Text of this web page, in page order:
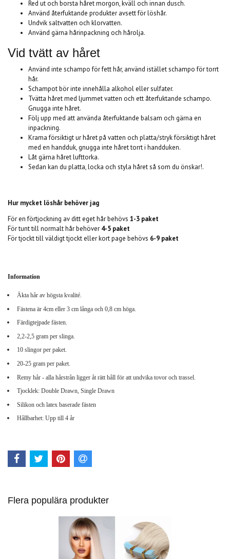
Red ut och borsta håret morgon, kväll och innan dusch.
Använd återfuktande produkter avsett för löshår.
Undvik saltvatten och klorvatten.
Använd gärna hårinpackning och hårolja.
Vid tvätt av håret
Använd inte schampo för fett hår, använd istället schampo för torrt
hår.
Schampot bör inte innehålla alkohol eller sulfater.
Tvätta håret med ljummet vatten och ett återfuktande schampo.
Gnugga inte håret.
Följ upp med att använda återfuktande balsam och gärna en
inpackning.
Krama försiktigt ur håret på vatten och platta/stryk försiktigt håret
med en handduk, gnugga inte håret torrt i handduken.
Låt gärna håret lufttorka.
Sedan kan du platta, locka och styla håret så som du önskar!.
Hur mycket löshår behöver jag
För en förtjockning av ditt eget hår behövs 1-3 paket
För tunt till normalt hår behöver 4-5 paket
För tjockt tillväldigt tjockt eller kort page behövs 6-9 paket
Information
Äkta hår av högsta kvalité.
Fästena är 4cm eller 3 cm långa och 0,8 cm höga.
Färdigtejpade fästen.
2,2-2,5 gram per slinga.
10 slingor per paket.
20-25 gram per paket.
Remy hår - alla hårstrån ligger åt rätt håll för att undvika tovor och trassel.
Tjocklek: Double Drawn, Single Drawn
Silikon och latex baserade fästen
Hållbarhet: Upp till 4 år
Flera populära produkter